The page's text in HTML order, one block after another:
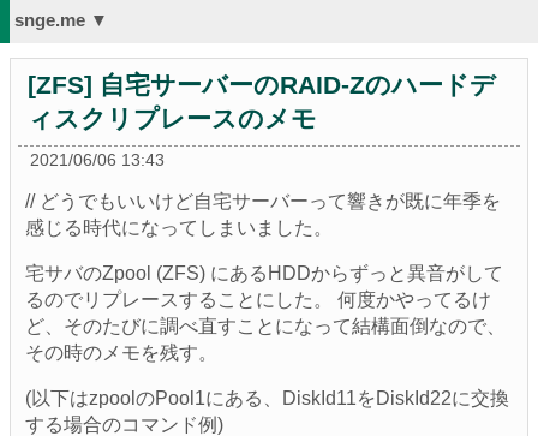
snge.me ▼
[ZFS] 自宅サーバーのRAID-Zのハードデ
ィスクリプレースのメモ
2021/06/06 13:43
// どうでもいいけど自宅サーバーって響きが既に年季を
感じる時代になってしまいました。
宅サバのZpool (ZFS) にあるHDDからずっと異音がして
るのでリプレースすることにした。 何度かやってるけ
ど、そのたびに調べ直すことになって結構面倒なので、
その時のメモを残す。
(以下はzpoolのPool1にある、DiskId11をDiskId22に交換
する場合のコマンド例)